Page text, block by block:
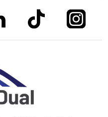
link to linkedinlink to tiktok link to